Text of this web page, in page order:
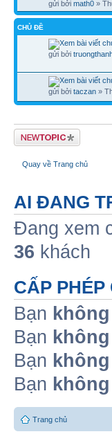
gửi bởi math0 »
CHỦ ĐỀ
gửi bởi
gửi bởi taczan »
Tạo chủ đề mới
Quay về Trang chủ
AI ĐANG
Đang xem
36 khách
CẤP PHÉP
Bạn
Bạn
Bạn
Bạn
Trang chủ